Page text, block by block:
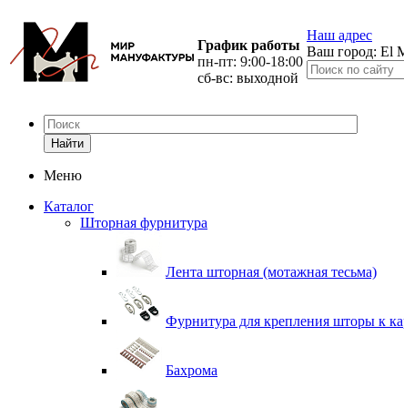
График работы
пн-пт: 9:00-18:00
сб-вс: выходной
Наш адрес
Ваш город: El
Найти
Меню
Каталог
Шторная фурнитура
Лента шторная (мотажная тесьма)
Фурнитура для крепления шторы к
Бахрома